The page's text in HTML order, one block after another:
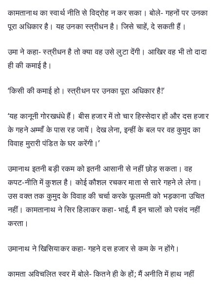
कामतानाथ का स्वार्थ नीति से विद्रोह न कर सका। बोले- गहनों पर उनका
पूरा अधिकार है। यह उनका स्त्रीधन है। जिसे चाहें, दे सकती हैं।
उमा ने कहा- स्त्रीधन है तो क्या वह उसे लुटा देंगी। आखिर वह भी तो दादा
ही की कमाई है।
‘किसी की कमाई हो। स्त्रीधन पर उनका पूरा अधिकार है!’
‘यह कानूनी गोरखधंधे हैं। बीस हजार में तो चार हिस्सेदार हों और दस हजार
के गहने अम्माँ के पास रह जायें। देख लेना, इन्हीं के बल पर वह कुमुद का
विवाह मुरारी पंडित के घर करेंगी।’
उमानाथ इतनी बड़ी रकम को इतनी आसानी से नहीं छोड़ सकता। वह
कपट-नीति में कुशल है। कोई कौशल रचकर माता से सारे गहने ले लेगा।
उस वक्त तक कुमुद के विवाह की चर्चा करके फूलमती को भड़काना उचित
नहीं। कामतानाथ ने सिर हिलाकर कहा- भाई, मैं इन चालों को पसंद नहीं
करता।
उमानाथ ने खिसियाकर कहा- गहने दस हजार से कम के न होंगे।
कामता अविचलित स्वर में बोले- कितने ही के हों; मैं अनीति में हाथ नहीं